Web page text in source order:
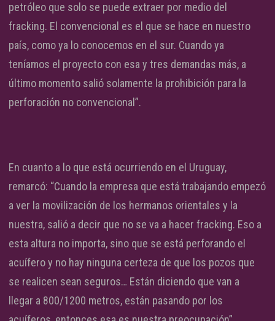
petróleo que solo se puede extraer por medio del
fracking. El convencional es el que se hace en nuestro
país, como ya lo conocemos en el sur. Cuando ya
teníamos el proyecto con esa y tres demandas más, a
último momento salió solamente la prohibición para la
perforación no convencional”.
En cuanto a lo que está ocurriendo en el Uruguay,
remarcó: “Cuando la empresa que está trabajando empezó
a ver la movilización de los hermanos orientales y la
nuestra, salió a decir que no se va a hacer fracking. Eso a
esta altura no importa, sino que se está perforando el
acuífero y no hay ninguna certeza de que los pozos que
se realicen sean seguros… Están diciendo que van a
llegar a 800/1200 metros, están pasando por los